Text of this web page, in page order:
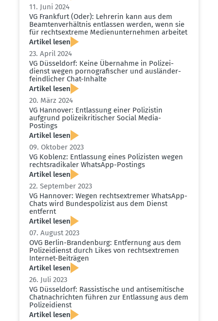
11. Juni 2024
VG Frankfurt (Oder): Lehrerin kann aus dem
Beamten­ver­hältnis entlassen werden, wenn sie
für rechts­ex­treme Medien­un­ter­nehmen arbeitet
Artikel lesen
23. April 2024
VG Düsseldorf: Keine Übernahme in Polizei­
dienst wegen porno­gra­fi­scher und auslän­der­
feind­licher Chat-Inhalte
Artikel lesen
20. März 2024
VG Hannover: Entlassung einer Polizistin
aufgrund polizei­kri­ti­scher Social Media-
Postings
Artikel lesen
09. Oktober 2023
VG Koblenz: Entlassung eines Polizisten wegen
rechts­ra­di­kaler WhatsApp-Postings
Artikel lesen
22. September 2023
VG Hannover: Wegen rechts­ex­tremer WhatsApp-
Chats wird Bundes­po­lizist aus dem Dienst
entfernt
Artikel lesen
07. August 2023
OVG Berlin-Brandenburg: Entfernung aus dem
Polizei­dienst durch Likes von rechts­ex­tremen
Internet-Beiträgen
Artikel lesen
26. Juli 2023
VG Düsseldorf: Rassis­tische und antise­mi­tische
Chatnach­richten führen zur Entlassung aus dem
Polizei­dienst
Artikel lesen